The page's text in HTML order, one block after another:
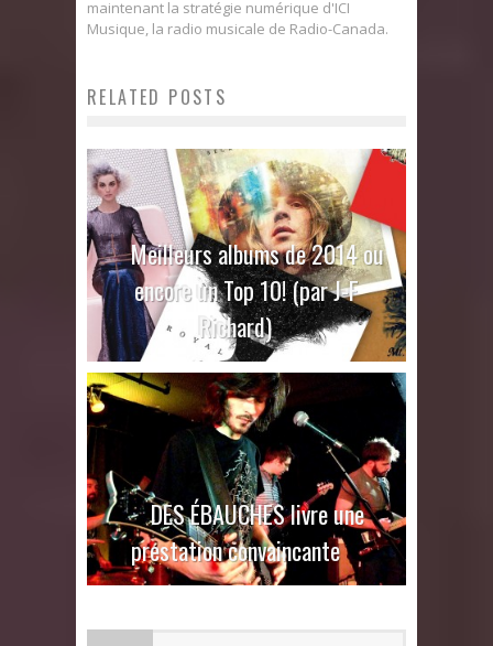
maintenant la stratégie numérique d'ICI
Musique, la radio musicale de Radio-Canada.
RELATED POSTS
Meilleurs albums de 2014 ou
encore un Top 10! (par J-F
Richard)
DES ÉBAUCHES livre une
prestation convaincante